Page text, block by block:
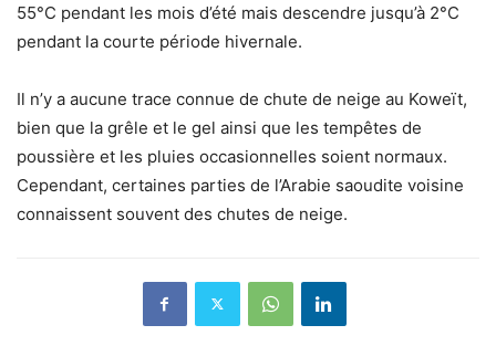
55°C pendant les mois d’été mais descendre jusqu’à 2°C
pendant la courte période hivernale.
Il n’y a aucune trace connue de chute de neige au Koweït,
bien que la grêle et le gel ainsi que les tempêtes de
poussière et les pluies occasionnelles soient normaux.
Cependant, certaines parties de l’Arabie saoudite voisine
connaissent souvent des chutes de neige.